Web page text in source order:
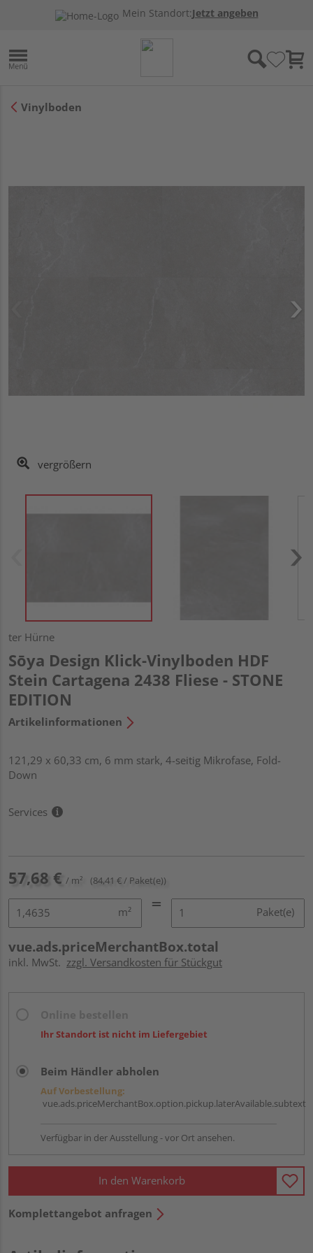
Mein Standort:Jetzt angeben
Vinylboden
vergrößern
ter Hürne
Sōya Design Klick-Vinylboden HDF
Stein Cartagena 2438 Fliese - STONE
EDITION
Artikelinformationen
121,29 x 60,33 cm, 6 mm stark, 4-seitig Mikrofase, Fold-
Down
Services
57,68 € / m² (84,41 € / Paket(e))
m² Paket(e)
vue.ads.priceMerchantBox.total
inkl. MwSt. zzgl. Versandkosten für Stückgut
Ihr Standort ist nicht im Liefergebiet
Beim Händler abholen
Auf Vorbestellung:
vue.ads.priceMerchantBox.option.pickup.laterAvailable.subtext
Verfügbar in der Ausstellung - vor Ort ansehen.
In den Warenkorb
Komplettangebot anfragen